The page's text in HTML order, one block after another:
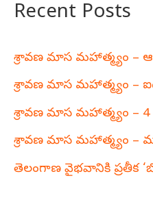
Recent Posts
శ్రావణ మాస మహాత్మ్యం –
శ్రావణ మాస మహాత్మ్యం –
శ్రావణ మాస మహాత్మ్యం –
శ్రావణ మాస మహాత్మ్యం –
తెలంగాణ వైభవానికి ప్రతీక